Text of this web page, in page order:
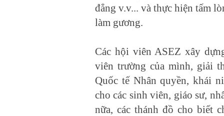
đẳng v.v... và thực hiện tấm
làm gương.
Các hội viên ASEZ xây
viên trường của mình, giải
Quốc tế Nhân quyền, khái
cho các sinh viên, giáo sư,
nữa, các thánh đồ cho biết